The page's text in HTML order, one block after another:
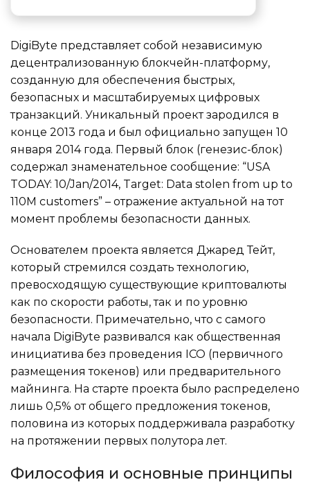
DigiByte представляет собой независимую
децентрализованную блокчейн-платформу,
созданную для обеспечения быстрых,
безопасных и масштабируемых цифровых
транзакций. Уникальный проект зародился в
конце 2013 года и был официально запущен 10
января 2014 года. Первый блок (генезис-блок)
содержал знаменательное сообщение: “USA
TODAY: 10/Jan/2014, Target: Data stolen from up to
110M customers” – отражение актуальной на тот
момент проблемы безопасности данных.
Основателем проекта является Джаред Тейт,
который стремился создать технологию,
превосходящую существующие криптовалюты
как по скорости работы, так и по уровню
безопасности. Примечательно, что с самого
начала DigiByte развивался как общественная
инициатива без проведения ICO (первичного
размещения токенов) или предварительного
майнинга. На старте проекта было распределено
лишь 0,5% от общего предложения токенов,
половина из которых поддерживала разработку
на протяжении первых полутора лет.
Философия и основные принципы